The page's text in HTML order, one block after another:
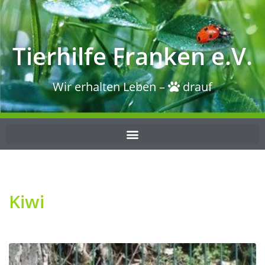
Tierhilfe Franken e.V.
Wir erhalten Leben – drauf
Kiwi